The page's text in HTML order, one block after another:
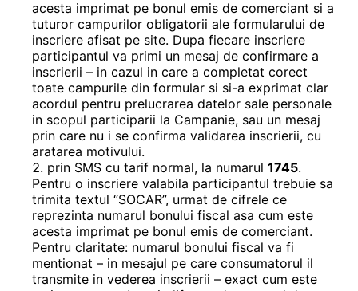
acesta imprimat pe bonul emis de comerciant si a
tuturor campurilor obligatorii ale formularului de
inscriere afisat pe site. Dupa fiecare inscriere
participantul va primi un mesaj de confirmare a
inscrierii – in cazul in care a completat corect
toate campurile din formular si si-a exprimat clar
acordul pentru prelucrarea datelor sale personale
in scopul participarii la Campanie, sau un mesaj
prin care nu i se confirma validarea inscrierii, cu
aratarea motivului.
prin SMS cu tarif normal, la numarul 1745.
Pentru o inscriere valabila participantul trebuie sa
trimita textul “SOCAR”, urmat de cifrele ce
reprezinta numarul bonului fiscal asa cum este
acesta imprimat pe bonul emis de comerciant.
Pentru claritate: numarul bonului fiscal va fi
mentionat – in mesajul pe care consumatorul il
transmite in vederea inscrierii – exact cum este